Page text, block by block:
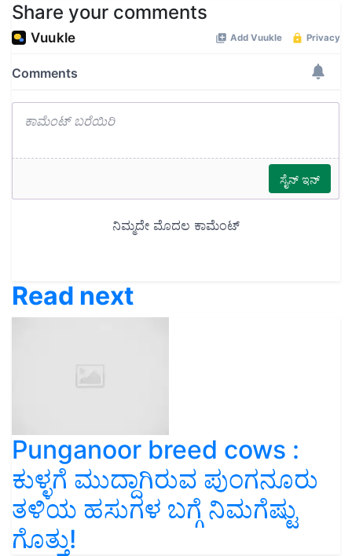
Share your comments
Read next
Punganoor breed cows :
ಕುಳ್ಳಗೆ ಮುದ್ದಾಗಿರುವ ಪುಂಗನೂರು
ತಳಿಯ ಹಸುಗಳ ಬಗ್ಗೆ ನಿಮಗೆಷ್ಟು
ಗೊತ್ತು!